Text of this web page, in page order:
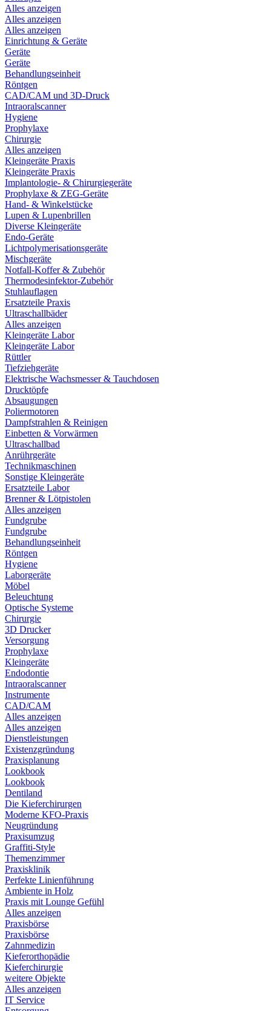
Alles anzeigen
Alles anzeigen
Alles anzeigen
Einrichtung & Geräte
Geräte
Geräte
Behandlungseinheit
Röntgen
CAD/CAM und 3D-Druck
Intraoralscanner
Hygiene
Prophylaxe
Chirurgie
Alles anzeigen
Kleingeräte Praxis
Kleingeräte Praxis
Implantologie- & Chirurgiegeräte
Prophylaxe & ZEG-Geräte
Hand- & Winkelstücke
Lupen & Lupenbrillen
Diverse Kleingeräte
Endo-Geräte
Lichtpolymerisationsgeräte
Mischgeräte
Notfall-Koffer & Zubehör
Thermodesinfektor-Zubehör
Stuhlauflagen
Ersatzteile Praxis
Ultraschallbäder
Alles anzeigen
Kleingeräte Labor
Kleingeräte Labor
Rüttler
Tiefziehgeräte
Elektrische Wachsmesser & Tauchdosen
Drucktöpfe
Absaugungen
Poliermotoren
Dampfstrahlen & Reinigen
Einbetten & Vorwärmen
Ultraschallbad
Anrührgeräte
Technikmaschinen
Sonstige Kleingeräte
Ersatzteile Labor
Brenner & Lötpistolen
Alles anzeigen
Fundgrube
Fundgrube
Behandlungseinheit
Röntgen
Hygiene
Laborgeräte
Möbel
Beleuchtung
Optische Systeme
Chirurgie
3D Drucker
Versorgung
Prophylaxe
Kleingeräte
Endodontie
Intraoralscanner
Instrumente
CAD/CAM
Alles anzeigen
Alles anzeigen
Dienstleistungen
Existenzgründung
Praxisplanung
Lookbook
Lookbook
Dentiland
Die Kieferchirurgen
Moderne KFO-Praxis
Neugründung
Praxisumzug
Graffiti-Style
Themenzimmer
Praxisklinik
Perfekte Linienführung
Ambiente in Holz
Praxis mit Lounge Gefühl
Alles anzeigen
Praxisbörse
Praxisbörse
Zahnmedizin
Kieferorthopädie
Kieferchirurgie
weitere Objekte
Alles anzeigen
IT Service